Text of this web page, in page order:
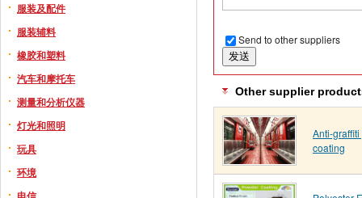
服装及配件
服装辅料
橡胶和塑料
汽车和摩托车
测量和分析仪器
灯光和照明
玩具
环境
Send to other suppliers
Other supplier
Anti-
coating